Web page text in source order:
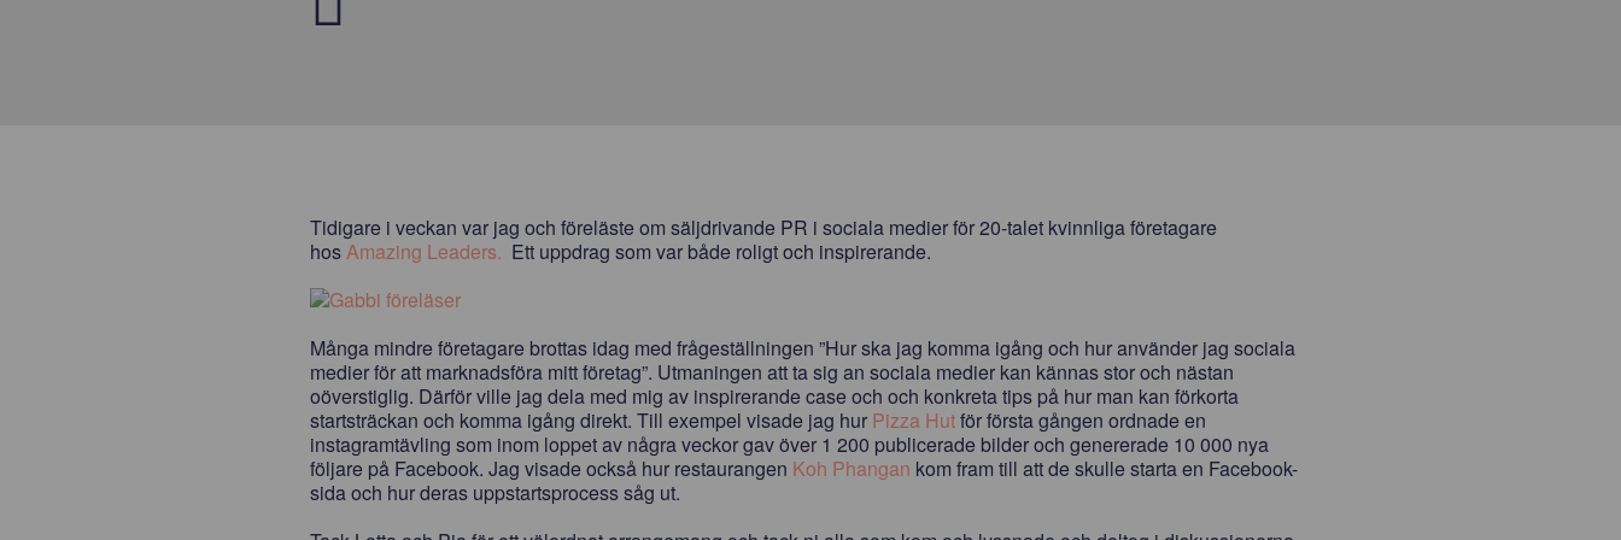
Tidigare i veckan var jag och föreläste om säljdrivande PR i sociala medier för 20-talet kvinnliga företagare
hosAmazing Leaders. Ett uppdrag som var både roligt och inspirerande.
Många mindre företagare brottas idag med frågeställningen ”Hur ska jag komma igång och hur använder jag sociala
medier för att marknadsföra mitt företag”. Utmaningen att ta sig an sociala medier kan kännas stor och nästan
oöverstiglig. Därför ville jag dela med mig av inspirerande case och och konkreta tips på hur man kan förkorta
startsträckan och komma igång direkt. Till exempel visade jag hur Pizza Hutför första gången ordnade en
instagramtävling som inom loppet av några veckor gav över 1 200 publicerade bilder och genererade 10 000 nya
följare på Facebook. Jag visade också hur restaurangen Koh Phangan kom fram till att de skulle starta en Facebook-
sida och hur deras uppstartsprocess såg ut.